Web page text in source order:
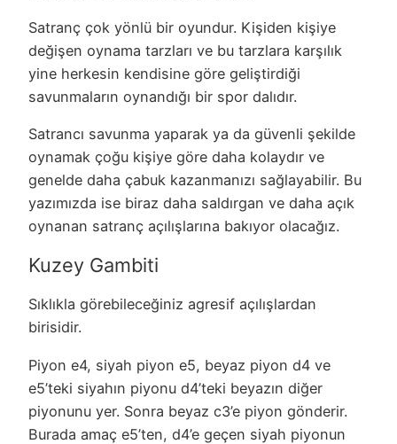
Satranç çok yönlü bir oyundur. Kişiden kişiye
değişen oynama tarzları ve bu tarzlara karşılık
yine herkesin kendisine göre geliştirdiği
savunmaların oynandığı bir spor dalıdır.
Satrancı savunma yaparak ya da güvenli şekilde
oynamak çoğu kişiye göre daha kolaydır ve
genelde daha çabuk kazanmanızı sağlayabilir. Bu
yazımızda ise biraz daha saldırgan ve daha açık
oynanan satranç açılışlarına bakıyor olacağız.
Kuzey Gambiti
Sıklıkla görebileceğiniz agresif açılışlardan
birisidir.
Piyon e4, siyah piyon e5, beyaz piyon d4 ve
e5’teki siyahın piyonu d4’teki beyazın diğer
piyonunu yer. Sonra beyaz c3’e piyon gönderir.
Burada amaç e5’ten, d4’e geçen siyah piyonun